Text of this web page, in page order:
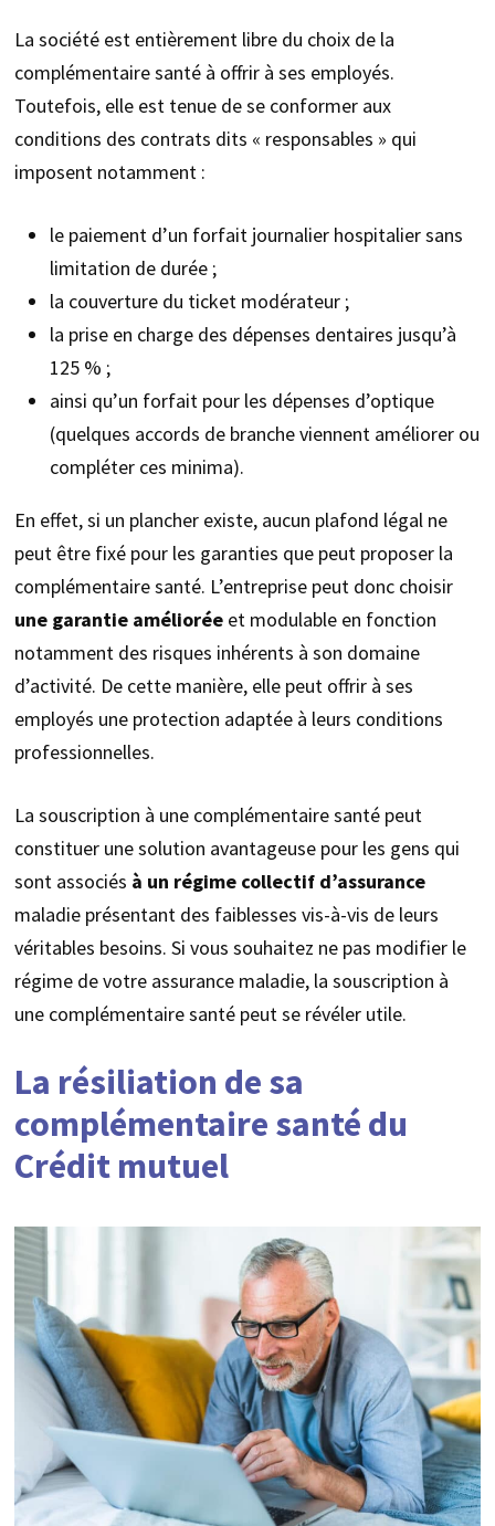
La société est entièrement libre du choix de la
complémentaire santé à offrir à ses employés.
Toutefois, elle est tenue de se conformer aux
conditions des contrats dits « responsables » qui
imposent notamment :
le paiement d’un forfait journalier hospitalier sans
limitation de durée ;
la couverture du ticket modérateur ;
la prise en charge des dépenses dentaires jusqu’à
125 % ;
ainsi qu’un forfait pour les dépenses d’optique
(quelques accords de branche viennent améliorer ou
compléter ces minima).
En effet, si un plancher existe, aucun plafond légal ne
peut être fixé pour les garanties que peut proposer la
complémentaire santé. L’entreprise peut donc choisir
une garantie améliorée et modulable en fonction
notamment des risques inhérents à son domaine
d’activité. De cette manière, elle peut offrir à ses
employés une protection adaptée à leurs conditions
professionnelles.
La souscription à une complémentaire santé peut
constituer une solution avantageuse pour les gens qui
sont associés à un régime collectif d’assurance
maladie présentant des faiblesses vis-à-vis de leurs
véritables besoins. Si vous souhaitez ne pas modifier le
régime de votre assurance maladie, la souscription à
une complémentaire santé peut se révéler utile.
La résiliation de sa
complémentaire santé du
Crédit mutuel